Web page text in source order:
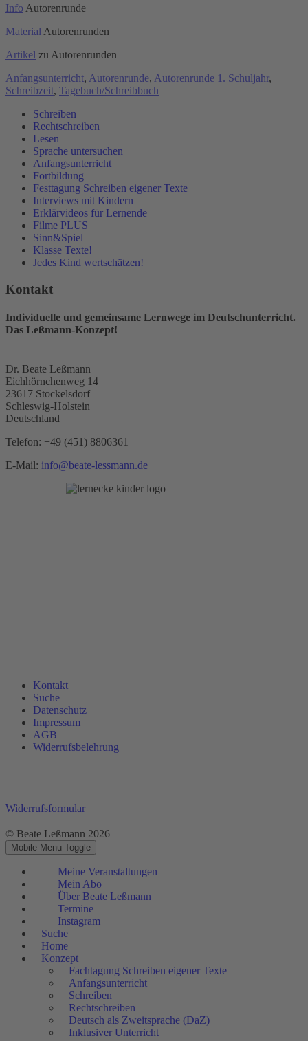
Management Platform
Info Autorenrunde
Material Autorenrunden
Artikel zu Autorenrunden
Anfangsunterricht, Autorenrunde, Autorenrunde 1. Schuljahr,
Schreibzeit, Tagebuch/Schreibbuch
Schreiben
Rechtschreiben
Lesen
Sprache untersuchen
Anfangsunterricht
Fortbildung
Festtagung Schreiben eigener Texte
Interviews mit Kindern
Erklärvideos für Lernende
Filme PLUS
Sinn&Spiel
Klasse Texte!
Jedes Kind wertschätzen!
Kontakt
Individuelle und gemeinsame Lernwege im Deutschunterricht.
Das Leßmann-Konzept!
Dr. Beate Leßmann
Eichhörnchenweg 14
23617 Stockelsdorf
Schleswig-Holstein
Deutschland
Telefon: +49 (451) 8806361
E-Mail: info@beate-lessmann.de
Kontakt
Suche
Datenschutz
Impressum
AGB
Widerrufsbelehrung
Widerrufsformular
© Beate Leßmann 2026
Mobile Menu Toggle
Meine Veranstaltungen
Mein Abo
Über Beate Leßmann
Termine
Instagram
Suche
Home
Konzept
Fachtagung Schreiben eigener Texte
Anfangsunterricht
Schreiben
Rechtschreiben
Deutsch als Zweitsprache (DaZ)
Inklusiver Unterricht